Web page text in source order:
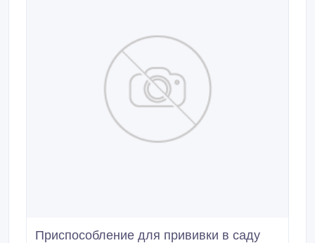
Приспособление для прививки в саду